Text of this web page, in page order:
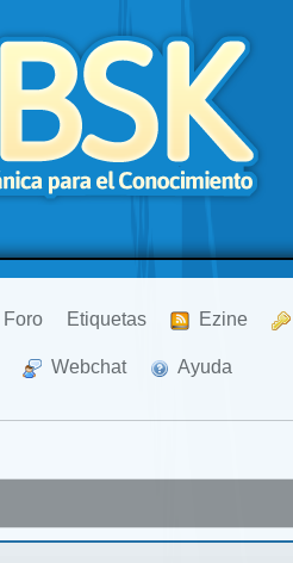
Foro Etiquetas Ezine
Webchat Ayuda